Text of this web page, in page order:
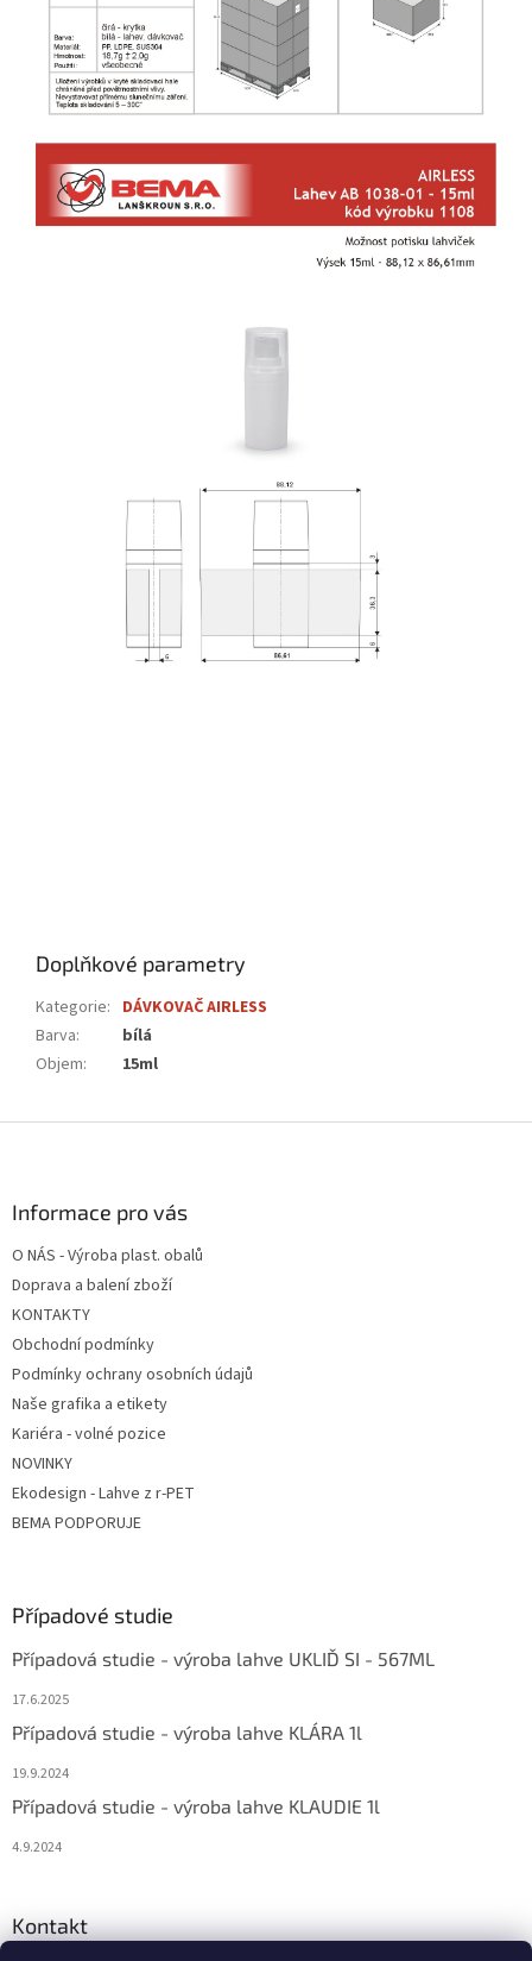
Doplňkové parametry
Kategorie: DÁVKOVAČ AIRLESS
Barva:
bílá
Objem: 15ml
Informace pro vás
O NÁS - Výroba plast. obalů
Doprava a balení zboží
KONTAKTY
Obchodní podmínky
Podmínky ochrany osobních údajů
Naše grafika a etikety
Kariéra - volné pozice
NOVINKY
Ekodesign - Lahve z r-PET
BEMA PODPORUJE
Případové studie
Případová studie - výroba lahve UKLIĎ SI - 567ML
17.6.2025
Případová studie - výroba lahve KLÁRA 1l
19.9.2024
Případová studie - výroba lahve KLAUDIE 1l
4.9.2024
Kontakt